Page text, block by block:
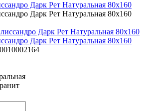
Дарк Рет Натуральная 80x160
Дарк Рет Натуральная 80x160
Дарк Рет Натуральная 80x160